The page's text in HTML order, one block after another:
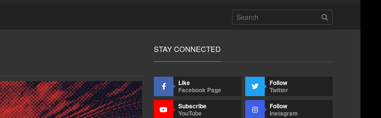
STAY CONNECTED
Like
Facebook Page
Follow
Twitter
Subscribe
YouTube
Follow
Instagram